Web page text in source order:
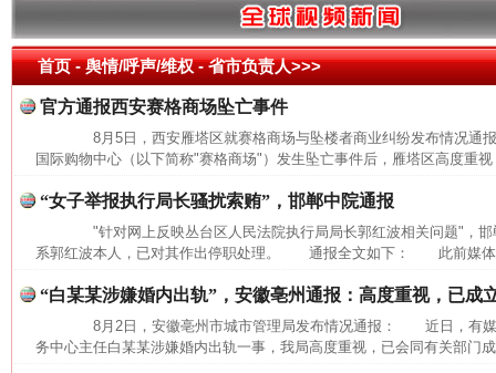
首页- 舆情/呼声/维权 -省市负责人>>>
官方通报西安赛格商场坠亡事件
8月5日，西安雁塔区就赛格商场与坠楼者商业纠纷发布情况
国际购物中心（以下简称"赛格商场"）发生坠亡事件后，雁塔区高度重
“女子举报执行局长骚扰索贿”，邯郸中院通报
"针对网上反映丛台区人民法院执行局局长郭红波相关问题"，邯
系郭红波本人，已对其作出停职处理。 通报全文如下： 此前媒体
“白某某涉嫌婚内出轨”，安徽亳州通报：高度重视，已成
8月2日，安徽亳州市城市管理局发布情况通报： 近日，有媒
务中心主任白某某涉嫌婚内出轨一事，我局高度重视，已会同有关部门